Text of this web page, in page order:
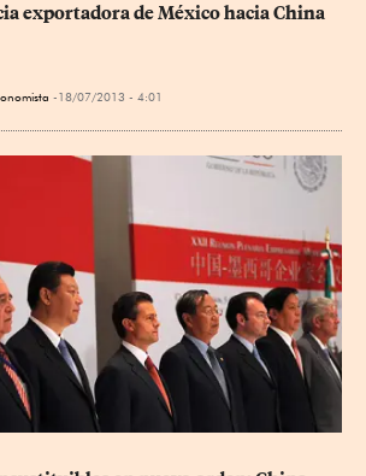
exportadora de México hacia China
18/07/2013 - 4:01